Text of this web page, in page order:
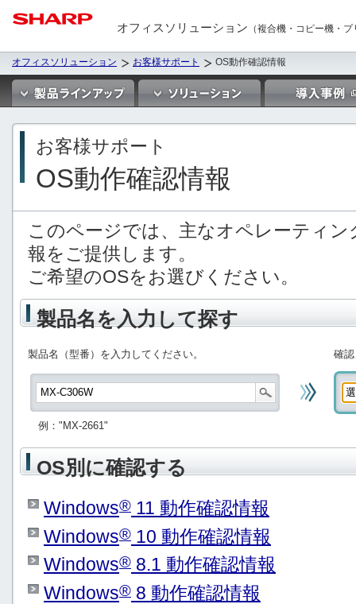
オフィスソリューション （複合機・コピー機・
オフィスソリューション お客様サポート OS動作確認情報
お客様サポート
OS動作確認情報
このページでは、主なオペレーティ
報をご提供します。
ご希望のOSをお選びください。
製品名を入力して探す
製品名（型番）を入力してください。
例："MX-2661"
確
OS別に確認する
Windows® 11 動作確認情報
Windows® 10 動作確認情報
Windows® 8.1 動作確認情報
Windows® 8 動作確認情報